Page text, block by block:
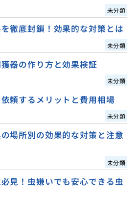
未分類
徹底封鎖！効果的な対策とは
未分類
器の作り方と効果検証
未分類
頼するメリットと費用相場
未分類
場所別の効果的な対策と注意
未分類
見！虫嫌いでも安心できる虫